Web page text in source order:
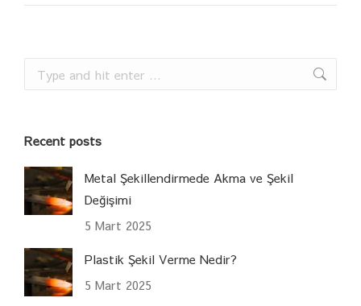
Search:
Recent posts
Metal Şekillendirmede Akma ve Şekil
Değişimi
5 Mart 2025
Plastik Şekil Verme Nedir?
5 Mart 2025